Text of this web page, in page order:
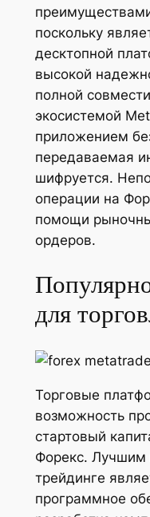
поскольку
десктопной
высокой
полной
экосистемой
приложением
передаваемая
шифруется.
операции на
помощи
ордеров.
для
Торговые
возможность
стартовый
Форекс.
трейдинге
программное